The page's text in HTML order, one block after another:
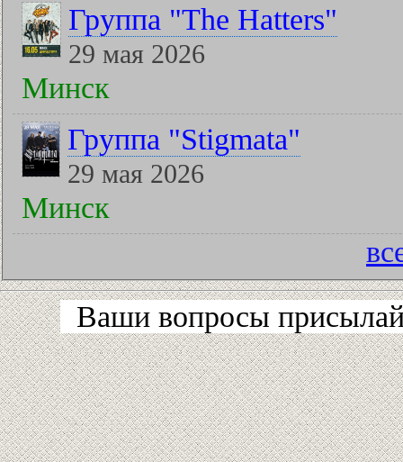
Группа "The Hatters"
29 мая 2026
Минск
Группа "Stigmata"
29 мая 2026
Минск
Ваши вопросы